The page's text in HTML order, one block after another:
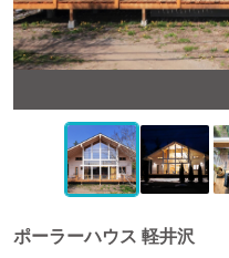
ポーラーハウス 軽井沢